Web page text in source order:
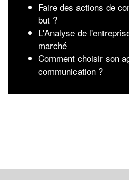
Faire des actions de
but ?
L'Analyse de
marché
Comment choisir son
communication ?